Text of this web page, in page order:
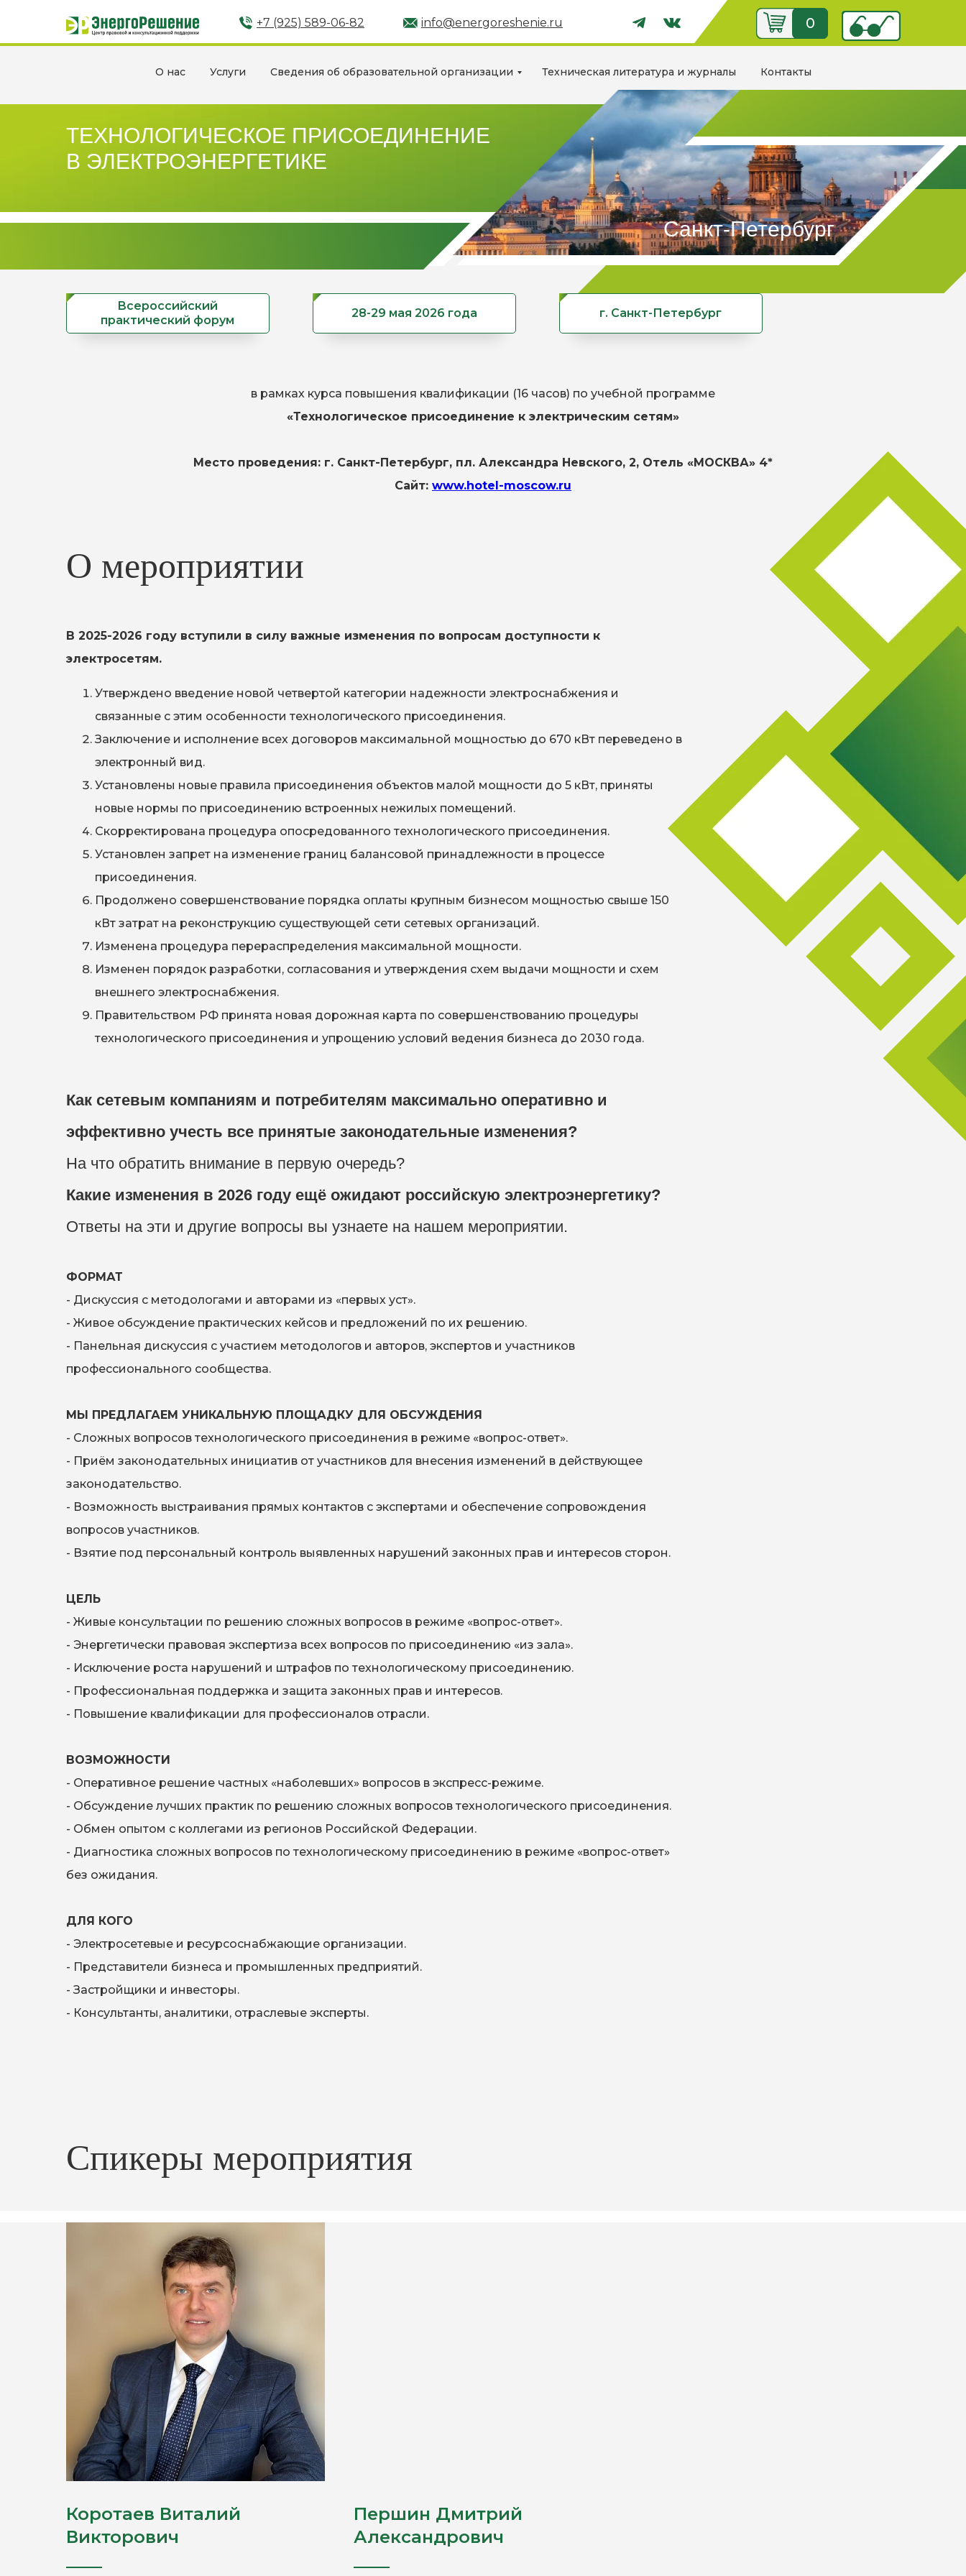
+7 (925) 589-06-82 info@energoreshenie.ru 0
О нас Услуги Сведения об образовательной организации Техническая литература и журналы Контакты
ТЕХНОЛОГИЧЕСКОЕ ПРИСОЕДИНЕНИЕ
В ЭЛЕКТРОЭНЕРГЕТИКЕ
Санкт-Петербург
г. Санкт-Петербург
Всероссийский
практический форум
28-29 мая 2026 года
в рамках курса повышения квалификации (16 часов) по учебной программе
«Технологическое присоединение к электрическим сетям»
Место проведения: г. Санкт-Петербург, пл. Александра Невского, 2, Отель «МОСКВА» 4*
Сайт: www.hotel-moscow.ru
О мероприятии
В 2025-2026 году вступили в силу важные изменения по вопросам доступности к
электросетям.
Утверждено введение новой четвертой категории надежности электроснабжения и
связанные с этим особенности технологического присоединения.
Заключение и исполнение всех договоров максимальной мощностью до 670 кВт переведено в
электронный вид.
Установлены новые правила присоединения объектов малой мощности до 5 кВт, приняты
новые нормы по присоединению встроенных нежилых помещений.
Скорректирована процедура опосредованного технологического присоединения.
Установлен запрет на изменение границ балансовой принадлежности в процессе
присоединения.
Продолжено совершенствование порядка оплаты крупным бизнесом мощностью свыше 150
кВт затрат на реконструкцию существующей сети сетевых организаций.
Изменена процедура перераспределения максимальной мощности.
Изменен порядок разработки, согласования и утверждения схем выдачи мощности и схем
внешнего электроснабжения.
Правительством РФ принята новая дорожная карта по совершенствованию процедуры
технологического присоединения и упрощению условий ведения бизнеса до 2030 года.
Как сетевым компаниям и потребителям максимально оперативно и
эффективно учесть все принятые законодательные изменения?
На что обратить внимание в первую очередь?
Какие изменения в 2026 году ещё ожидают российскую электроэнергетику?
Ответы на эти и другие вопросы вы узнаете на нашем мероприятии.
ФОРМАТ
- Дискуссия с методологами и авторами из «первых уст».
- Живое обсуждение практических кейсов и предложений по их решению.
- Панельная дискуссия с участием методологов и авторов, экспертов и участников
профессионального сообщества.
МЫ ПРЕДЛАГАЕМ УНИКАЛЬНУЮ ПЛОЩАДКУ ДЛЯ ОБСУЖДЕНИЯ
- Сложных вопросов технологического присоединения в режиме «вопрос-ответ».
- Приём законодательных инициатив от участников для внесения изменений в действующее
законодательство.
- Возможность выстраивания прямых контактов с экспертами и обеспечение сопровождения
вопросов участников.
- Взятие под персональный контроль выявленных нарушений законных прав и интересов сторон.
ЦЕЛЬ
- Живые консультации по решению сложных вопросов в режиме «вопрос-ответ».
- Энергетически правовая экспертиза всех вопросов по присоединению «из зала».
- Исключение роста нарушений и штрафов по технологическому присоединению.
- Профессиональная поддержка и защита законных прав и интересов.
- Повышение квалификации для профессионалов отрасли.
ВОЗМОЖНОСТИ
- Оперативное решение частных «наболевших» вопросов в экспресс-режиме.
- Обсуждение лучших практик по решению сложных вопросов технологического присоединения.
- Обмен опытом с коллегами из регионов Российской Федерации.
- Диагностика сложных вопросов по технологическому присоединению в режиме «вопрос-ответ»
без ожидания.
ДЛЯ КОГО
- Электросетевые и ресурсоснабжающие организации.
- Представители бизнеса и промышленных предприятий.
- Застройщики и инвесторы.
- Консультанты, аналитики, отраслевые эксперты.
Спикеры мероприятия
Коротаев Виталий
Викторович
Першин Дмитрий
Александрович